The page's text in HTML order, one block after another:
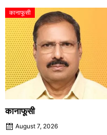
कानाफूसी
कानाफूसी
August 7, 2026